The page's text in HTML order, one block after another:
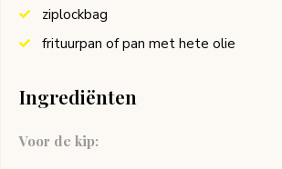
ziplockbag
frituurpan of pan met hete olie
Ingrediënten
Voor de kip: